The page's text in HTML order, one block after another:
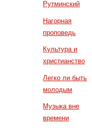
Рутминский
Нагорная
проповедь
Культура и
христианство
Легко ли быть
молодым
Музыка вне
времени